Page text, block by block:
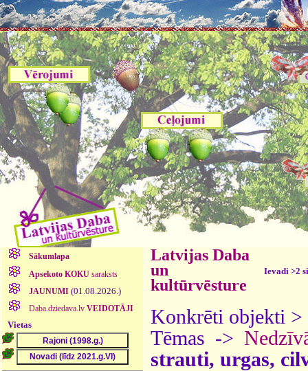
Sākumlapa
Apsekoto KOKUsaraksts
JAUNUMI (01.08.2026.)
Daba.dziedava.lv VEIDOTĀJI
Vietas
Latvijas Daba
un
kultūrvēsture
Ievadi >2
Konkrēti objekti >
Tēmas ->
strauti, urgas,